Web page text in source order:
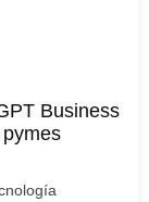
Business